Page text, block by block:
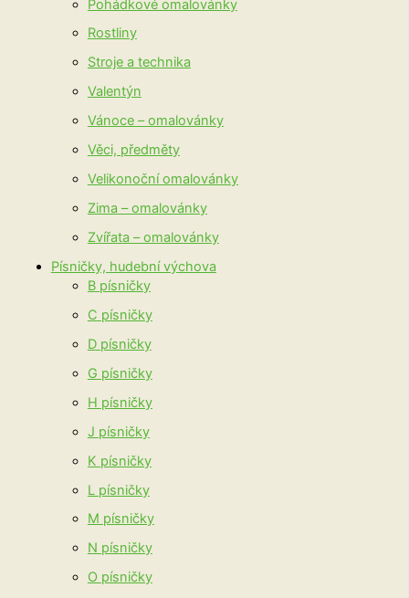
Pohádkové omalovánky
Rostliny
Stroje a technika
Valentýn
Vánoce – omalovánky
Věci, předměty
Velikonoční omalovánky
Zima – omalovánky
Zvířata – omalovánky
Písničky, hudební výchova
B písničky
C písničky
D písničky
G písničky
H písničky
J písničky
K písničky
L písničky
M písničky
N písničky
O písničky